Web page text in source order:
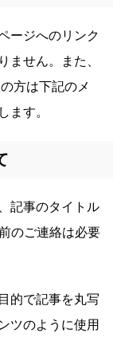
ージへのリンク
ません。また、
方は下記のメ
ます。
記事のタイトル
のご連絡は必要
的で記事を丸写
ツのように使用